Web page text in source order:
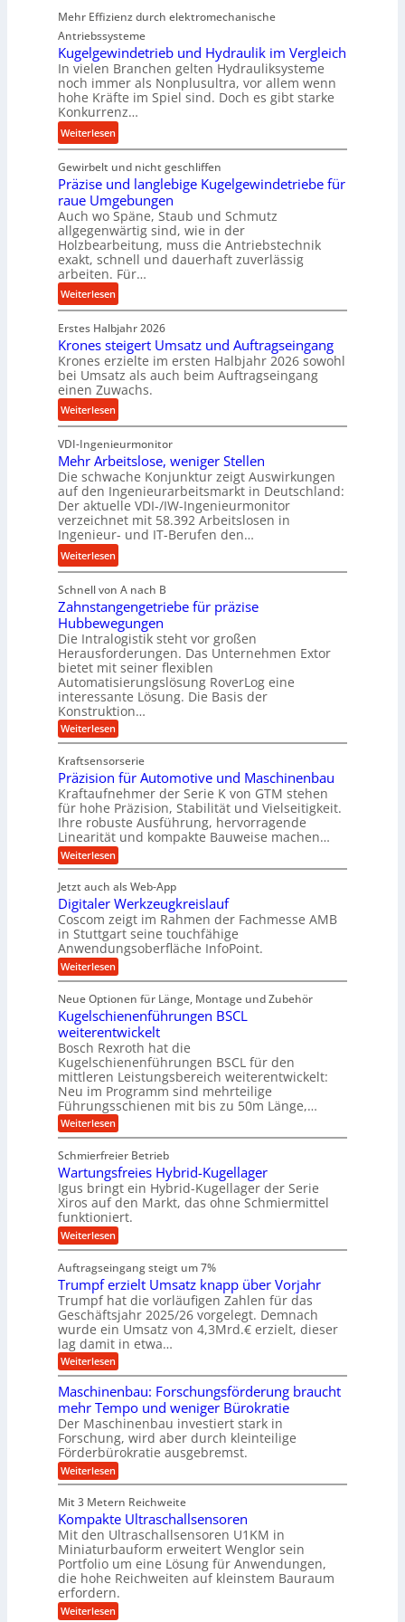
r
f
o
r
m
a
n
c
b
e
i
m
D
r
ü
c
k
p
r
o
z
e
s
Mehr Effizienz durch elektromechanische
Antriebssysteme
Kugelgewindetrieb und Hydraulik im Vergleich
In vielen Branchen gelten Hydrauliksysteme
noch immer als Nonplusultra, vor allem wenn
hohe Kräfte im Spiel sind. Doch es gibt starke
Konkurrenz…
Weiterlesen:
K
u
g
e
l
g
e
w
i
n
e
t
r
i
b
u
n
d
H
y
d
r
a
l
i
k
i
m
V
e
r
g
e
c
h
Gewirbelt und nicht geschliffen
Präzise und langlebige Kugelgewindetriebe für
raue Umgebungen
Auch wo Späne, Staub und Schmutz
allgegenwärtig sind, wie in der
Holzbearbeitung, muss die Antriebstechnik
exakt, schnell und dauerhaft zuverlässig
arbeiten. Für…
Weiterlesen:
P
r
ä
z
i
s
e
u
n
d
l
a
n
g
e
b
i
g
e
K
u
g
e
l
g
e
w
i
n
d
e
t
i
e
b
e
f
ü
r
r
a
u
e
U
m
g
e
b
u
n
g
e
n
Erstes Halbjahr 2026
Krones steigert Umsatz und Auftragseingang
Krones erzielte im ersten Halbjahr 2026 sowohl
bei Umsatz als auch beim Auftragseingang
einen Zuwachs.
Weiterlesen:
K
r
o
n
e
s
s
t
e
g
e
r
t
U
m
s
a
t
u
n
d
A
u
f
t
r
a
g
s
e
i
g
a
n
g
VDI-Ingenieurmonitor
Mehr Arbeitslose, weniger Stellen
Die schwache Konjunktur zeigt Auswirkungen
auf den Ingenieurarbeitsmarkt in Deutschland:
Der aktuelle VDI-/IW-Ingenieurmonitor
verzeichnet mit 58.392 Arbeitslosen in
Ingenieur- und IT-Berufen den…
Weiterlesen:
M
e
h
r
A
r
b
e
i
t
s
l
o
s
e
,
w
e
n
i
g
e
r
S
t
e
l
l
e
n
Schnell von A nach B
Zahnstangengetriebe für präzise
Hubbewegungen
Die Intralogistik steht vor großen
Herausforderungen. Das Unternehmen Extor
bietet mit seiner flexiblen
Automatisierungslösung RoverLog eine
interessante Lösung. Die Basis der
Konstruktion…
Weiterlesen:
Z
h
n
s
t
a
n
g
e
n
e
t
r
i
e
b
e
f
r
p
r
ä
z
i
s
e
H
u
b
e
w
e
g
u
n
g
e
Kraftsensorserie
Präzision für Automotive und Maschinenbau
Kraftaufnehmer der Serie K von GTM stehen
für hohe Präzision, Stabilität und Vielseitigkeit.
Ihre robuste Ausführung, hervorragende
Linearität und kompakte Bauweise machen…
Weiterlesen:
P
ä
z
i
s
i
o
n
f
r
A
u
t
o
m
o
t
i
v
e
n
d
M
a
s
c
h
i
e
n
b
a
u
Jetzt auch als Web-App
Digitaler Werkzeugkreislauf
Coscom zeigt im Rahmen der Fachmesse AMB
in Stuttgart seine touchfähige
Anwendungsoberfläche InfoPoint.
Weiterlesen:
D
g
i
t
a
l
e
r
W
e
r
k
z
e
u
g
k
r
e
i
s
a
u
f
Neue Optionen für Länge, Montage und Zubehör
Kugelschienenführungen BSCL
weiterentwickelt
Bosch Rexroth hat die
Kugelschienenführungen BSCL für den
mittleren Leistungsbereich weiterentwickelt:
Neu im Programm sind mehrteilige
Führungsschienen mit bis zu 50m Länge,…
Weiterlesen:
K
g
e
l
s
c
h
i
e
e
n
f
ü
h
r
u
n
g
e
n
B
S
C
L
w
e
i
t
e
r
e
n
t
w
i
c
k
Schmierfreier Betrieb
Wartungsfreies Hybrid-Kugellager
Igus bringt ein Hybrid-Kugellager der Serie
Xiros auf den Markt, das ohne Schmiermittel
funktioniert.
Weiterlesen:
W
r
t
u
n
g
s
r
e
e
s
H
y
b
r
i
d
-
u
g
e
l
a
g
e
Auftragseingang steigt um 7%
Trumpf erzielt Umsatz knapp über Vorjahr
Trumpf hat die vorläufigen Zahlen für das
Geschäftsjahr 2025/26 vorgelegt. Demnach
wurde ein Umsatz von 4,3Mrd.€ erzielt, dieser
lag damit in etwa…
Weiterlesen:
T
u
m
p
f
e
r
z
i
e
t
U
m
s
a
t
z
k
Maschinenbau: Forschungsförderung braucht
mehr Tempo und weniger Bürokratie
Der Maschinenbau investiert stark in
Forschung, wird aber durch kleinteilige
Förderbürokratie ausgebremst.
Weiterlesen:
M
s
c
h
i
n
e
n
b
a
Mit 3 Metern Reichweite
Kompakte Ultraschallsensoren
Mit den Ultraschallsensoren U1KM in
Miniaturbauform erweitert Wenglor sein
Portfolio um eine Lösung für Anwendungen,
die hohe Reichweiten auf kleinstem Bauraum
erfordern.
Weiterlesen: